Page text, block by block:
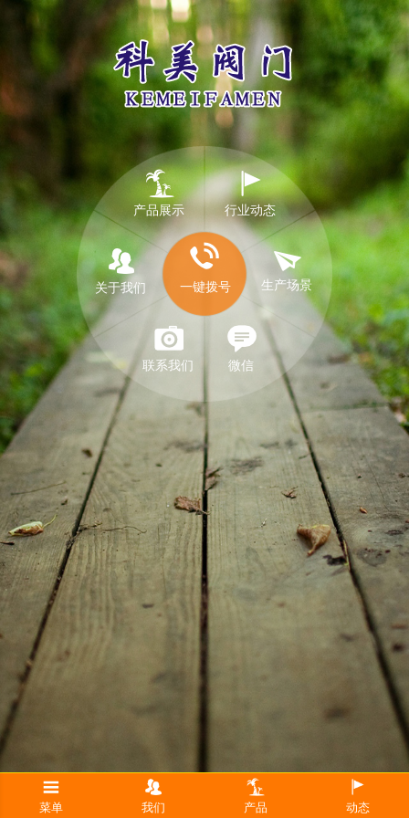
一键拨号
产品展示 行业动态
生产场景
微信
联系我们
关于我们
菜单 我们 产品 动态